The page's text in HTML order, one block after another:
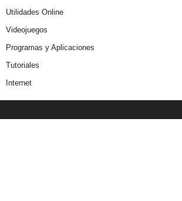
Utilidades Online
Videojuegos
Programas y Aplicaciones
Tutoriales
Internet